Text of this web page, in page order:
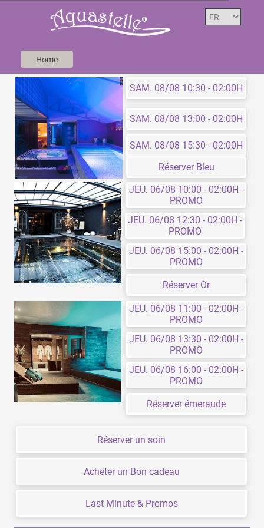
Home
SAM. 08/08 10:30 - 02:00H
SAM. 08/08 13:00 - 02:00H
SAM. 08/08 15:30 - 02:00H
Réserver Bleu
JEU. 06/08 10:00 - 02:00H -
PROMO
JEU. 06/08 12:30 - 02:00H -
PROMO
JEU. 06/08 15:00 - 02:00H -
PROMO
Réserver Or
JEU. 06/08 11:00 - 02:00H -
PROMO
JEU. 06/08 13:30 - 02:00H -
PROMO
JEU. 06/08 16:00 - 02:00H -
PROMO
Réserver émeraude
Réserver un soin
Acheter un Bon cadeau
Last Minute & Promos